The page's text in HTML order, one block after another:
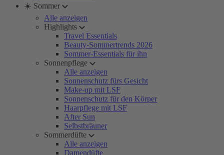
☀️ Sommer
Alle anzeigen
Highlights
Travel Essentials
Beauty-Sommertrends 2026
Sommer-Essentials für ihn
Sonnenpflege
Alle anzeigen
Sonnenschutz fürs Gesicht
Make-up mit LSF
Sonnenschutz für den Körper
Haarpflege mit LSF
After Sun
Selbstbräuner
Sommerdüfte
Alle anzeigen
Damendüfte